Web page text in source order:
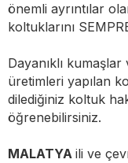
önemli ayrıntılar
koltuklarını
Dayanıklı
üretimleri yapılan
dilediğiniz koltuk
öğrenebilirsiniz.
MALATYA ili ve